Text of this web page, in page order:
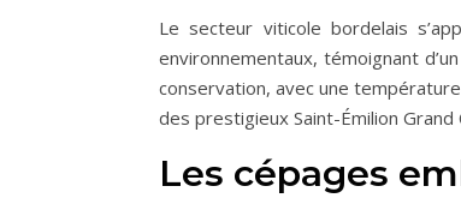
Le secteur viticole bordelais
environnementaux, témoignant
conservation, avec une
des prestigieux Saint-Émilion
Les cépages